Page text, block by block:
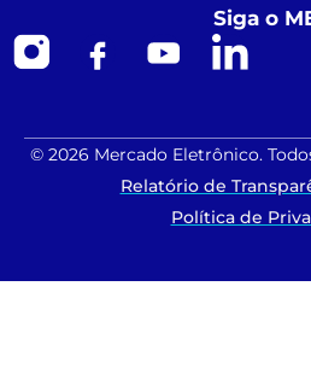
Siga o
© 2026 Mercado Eletrônico.
Relatório de
Política de